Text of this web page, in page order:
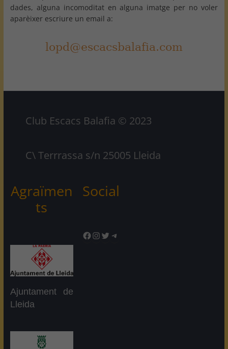
dades, alguna incomoditat en alguna imatge per no voler
aparèixer escriure un email a:
Club Escacs Balafia © 2023
C\ Terrrassa s/n 25005 Lleida
Agraïmen
ts
Ajuntament de
Lleida
Social
Facebook
Instagram
TwitterTelegram